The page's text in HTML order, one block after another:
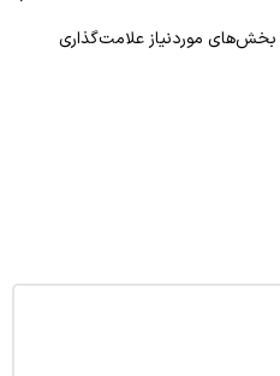
بخش‌های موردنیاز علامت‌گذاری